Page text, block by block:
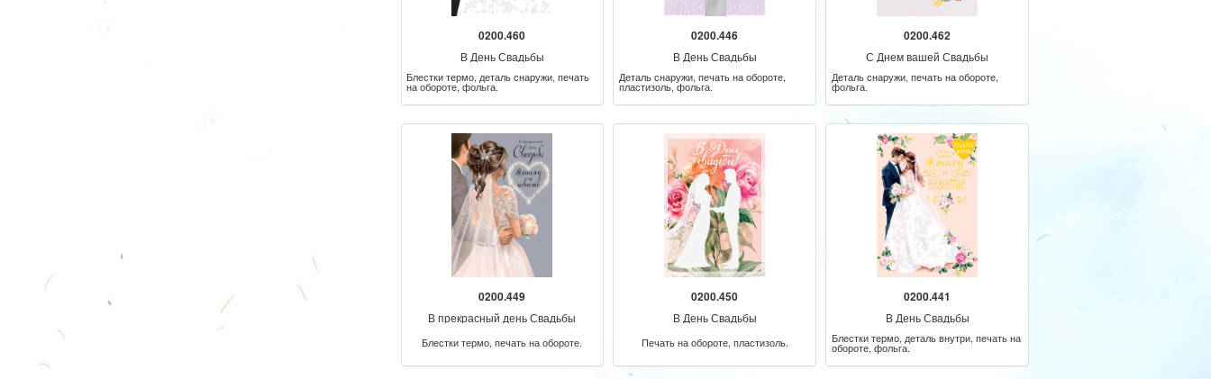
0200.460
В День Свадьбы
Блестки термо, деталь снаружи, печать
на обороте, фольга.
0200.446
В День Свадьбы
Деталь снаружи, печать на обороте,
пластизоль, фольга.
0200.462
С Днем вашей Свадьбы
Деталь снаружи, печать на обороте,
фольга.
0200.449
В прекрасный день Свадьбы
Блестки термо, печать на обороте.
0200.450
В День Свадьбы
Печать на обороте, пластизоль.
0200.441
В День Свадьбы
Блестки термо, деталь внутри, печать на
обороте, фольга.